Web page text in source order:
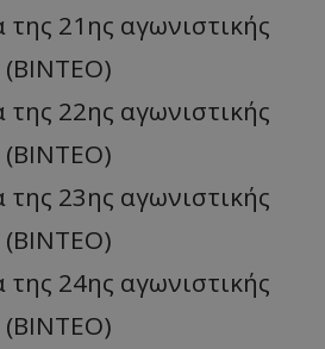
21ης αγωνιστικής
(ΒΙΝΤΕΟ)
22ης αγωνιστικής
(ΒΙΝΤΕΟ)
23ης αγωνιστικής
(ΒΙΝΤΕΟ)
24ης αγωνιστικής
(ΒΙΝΤΕΟ)